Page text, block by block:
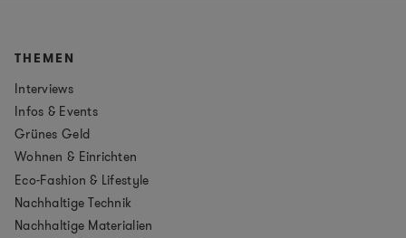
THEMEN
Interviews
Infos & Events
Grünes Geld
Wohnen & Einrichten
Eco-Fashion & Lifestyle
Nachhaltige Technik
Nachhaltige Materialien